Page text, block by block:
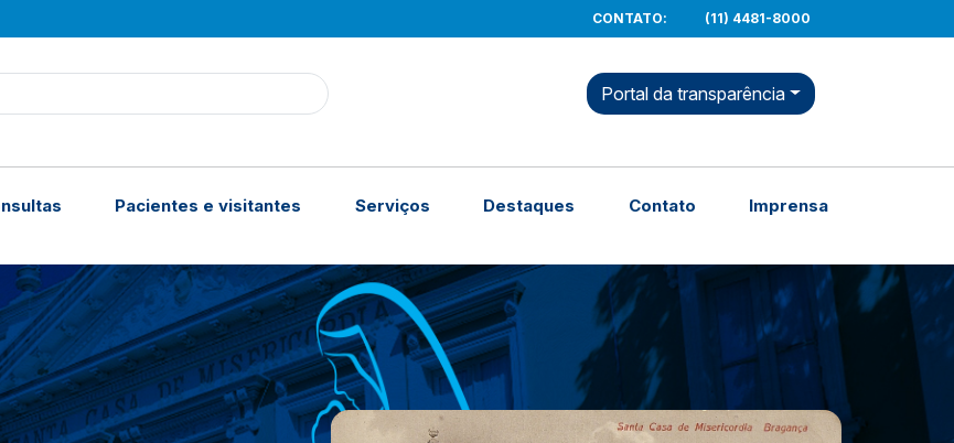
CONTATO: (11) 4481-8000
Portal da transparência
Pacientes e visitantes Serviços Destaques Contato Imprensa